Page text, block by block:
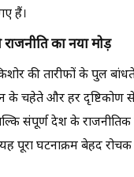
हैं।
राजनीति का नया मोड़
की तारीफों के पुल
के चहेते और हर दृष्टिकोण से
संपूर्ण देश के
घटनाक्रम बेहद रोचक